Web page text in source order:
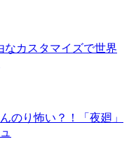
なカスタマイズで世界
のり怖い？！「夜廻」